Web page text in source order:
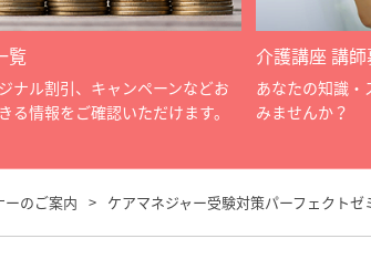
覧
ナル割引、キャンペーンなどお
る情報をご確認いただけます。
介護講座 講
あなたの知識・
みませんか？
ーのご案内 ケアマネジャー受験対策パーフェクト